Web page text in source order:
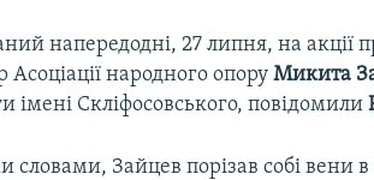
напередодні, 27 липня, на акції
Асоціації народного опоруМикита
імені Скліфосовського, повідомили
словами, Зайцев порізав собі вени в